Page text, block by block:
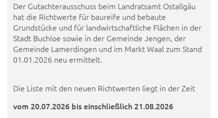
Der Gutachterausschuss beim Landratsamt Ostallgäu
hat die Richtwerte für baureife und bebaute
Grundstücke und für landwirtschaftliche Flächen in der
Stadt Buchloe sowie in der Gemeinde Jengen, der
Gemeinde Lamerdingen und im Markt Waal zum Stand
01.01.2026 neu ermittelt.
Die Liste mit den neuen Richtwerten liegt in der Zeit
vom 20.07.2026 bis einschließlich 21.08.2026